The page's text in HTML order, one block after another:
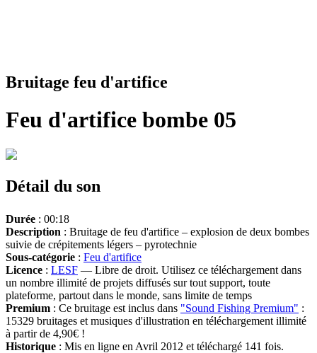
Bruitage feu d'artifice
Feu d'artifice bombe 05
Détail du son
Durée : 00:18
Description : Bruitage de feu d'artifice – explosion de deux bombes
suivie de crépitements légers – pyrotechnie
Sous-catégorie : Feu d'artifice
Licence : LESF — Libre de droit. Utilisez ce téléchargement dans
un nombre illimité de projets diffusés sur tout support, toute
plateforme, partout dans le monde, sans limite de temps
Premium : Ce bruitage est inclus dans "Sound Fishing Premium" :
15329 bruitages et musiques d'illustration en téléchargement illimité
à partir de 4,90€ !
Historique : Mis en ligne en Avril 2012 et téléchargé 141 fois.